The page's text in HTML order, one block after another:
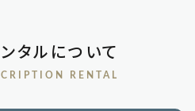
タルについて
RENTAL